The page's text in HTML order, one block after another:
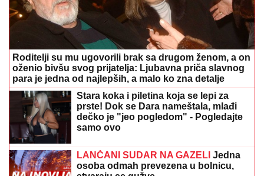
TEA TAIROVIĆ SE OGLASILA NAKON
SAOBRAĆAJKE U CRNOJ GORIPodelila klip, svi
gledaju u ONO ŠTO NOSI: Snima se u ogledalu, dlaka
sa glave joj ne fali